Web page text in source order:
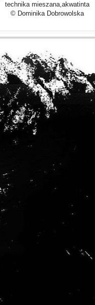
technika mieszana,akwatinta
© Dominika Dobrowolska